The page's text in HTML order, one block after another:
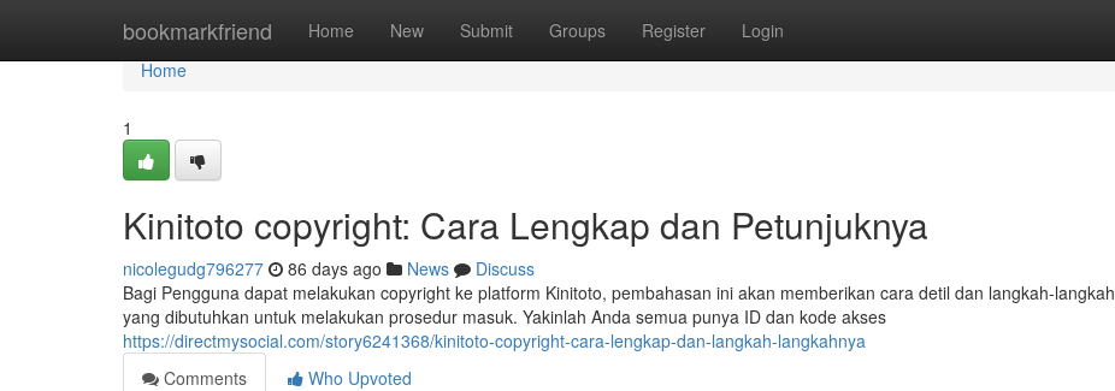
bookmarkfriend Home New Submit Groups Register Login
Home
Home
1
Kinitoto copyright: Cara Lengkap dan Petunjuknya
nicolegudg796277 86 days ago News
Discuss
Bagi Pengguna dapat melakukan copyright ke platform Kinitoto, pembahasan ini akan memberikan cara detil dan langkah-langkah
yang dibutuhkan untuk melakukan prosedur masuk. Yakinlah Anda semua punya ID dan kode akses
https://directmysocial.com/story6241368/kinitoto-copyright-cara-lengkap-dan-langkah-langkahnya
Comments
Who Upvoted